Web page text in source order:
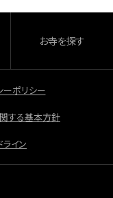
お寺を探す
ーポリシー
する基本方針
イン